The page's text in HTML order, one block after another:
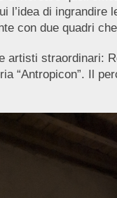
l’idea di
con due quadri
straordinari:
“Antropicon”. Il